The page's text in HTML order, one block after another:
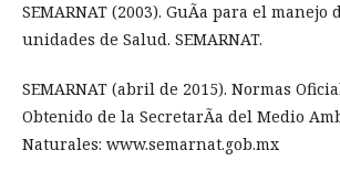
SEMARNAT (2003). GuÃ­a para el manejo
unidades de Salud. SEMARNAT.
SEMARNAT (abril de 2015). Normas
Obtenido de la SecretarÃ­a del Medio
Naturales: www.semarnat.gob.mx